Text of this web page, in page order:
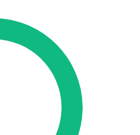
Link Building